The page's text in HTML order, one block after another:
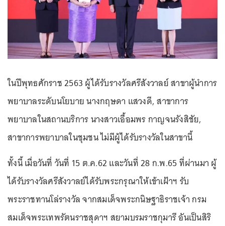
ในปีพุทธศักราช 2563 ผู้ได้รับรางวัลศรีสังวาลย์ สาขาผู้นำการ
พยาบาลระดับนโยบาย นางกฤษดา แสวงดี, สาขาการ
พยาบาลในสถานบริการ นางสาวเอื้อมพร กาญจนรังสิชัย,
สาขาการพยาบาลในชุมชน ไม่มีผู้ได้รับรางวัลในสาขานี้
ทั้งนี้ เมื่อวันที่ วันที่ 15 ต.ค.62 และวันที่ 28 ก.พ.65 ที่ผ่านมา ผู้
ได้รับรางวัลศรีสังวาลย์ได้รับพระกรุณาให้เข้าเฝ้าฯ รับ
พระราชทานโล่รางวัล จากสมเด็จพระกนิษฐาธิราชเจ้า กรม
สมเด็จพระเทพรัตนราชสุดาฯ สยามบรมราชกุมารี อันเป็นสิริ